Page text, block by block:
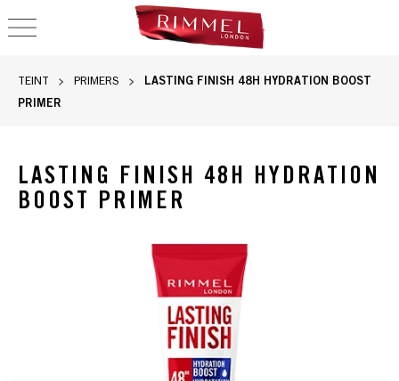
OPEN NAVIGATION
TEINT PRIMERS
LASTING FINISH 48H HYDRATION BOOST
PRIMER
LASTING FINISH 48H HYDRATION
BOOST PRIMER